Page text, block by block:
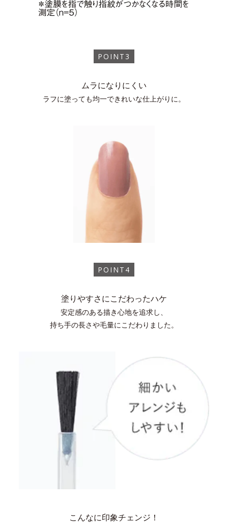
POINT3
ムラになりにくい
ラフに塗っても均一できれいな仕上がりに。
POINT4
塗りやすさにこだわったハケ
安定感のある描き心地を追求し、
持ち手の長さや毛量にこだわりました。
こんなに印象チェンジ！